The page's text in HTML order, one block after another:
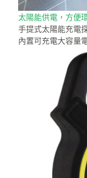
太陽能供電，方便
手提式太陽能充電
內置可充電大容量